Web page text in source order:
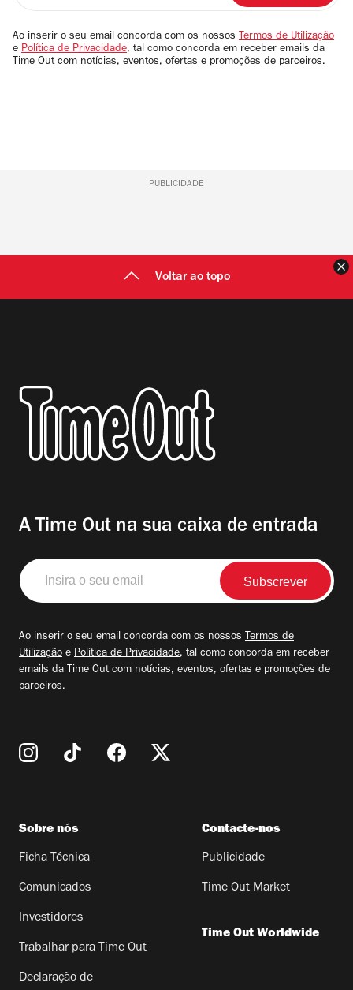
email
Ao inserir o seu email concorda com os nossos Termos de Utilização
e Política de Privacidade, tal como concorda em receber emails da
Time Out com notícias, eventos, ofertas e promoções de parceiros.
PUBLICIDADE
Voltar ao topo
A Time Out na sua caixa de entrada
Insira
o
seu
Ao inserir o seu email concorda com os nossos Termos de
Utilização e Política de Privacidade, tal como concorda em receber
emails da Time Out com notícias, eventos, ofertas e promoções de
parceiros.
Sobre nós
Ficha Técnica
Comunicados
Investidores
Trabalhar para Time Out
Declaração de
Contacte-nos
Publicidade
Time Out Market
Time Out Worldwide